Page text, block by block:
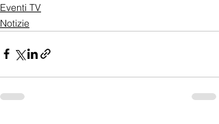
Eventi TV
Notizie